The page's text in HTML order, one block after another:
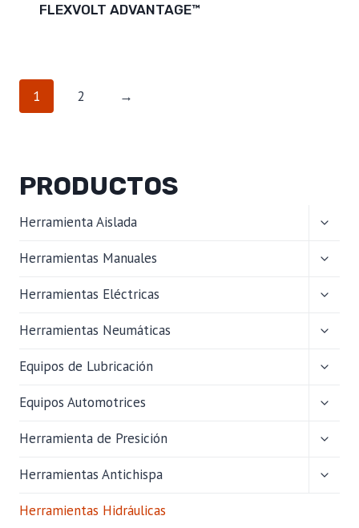
FLEXVOLT ADVANTAGE™
1 2 →
PRODUCTOS
Herramienta Aislada
Herramientas Manuales
Herramientas Eléctricas
Herramientas Neumáticas
Equipos de Lubricación
Equipos Automotrices
Herramienta de Presición
Herramientas Antichispa
Herramientas Hidráulicas